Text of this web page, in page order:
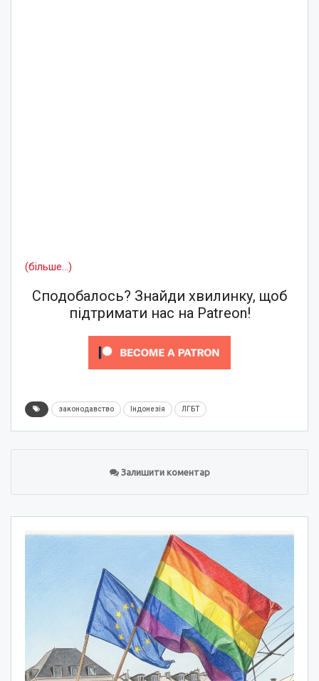
(більше…)
Сподобалось? Знайди хвилинку, щоб
підтримати нас на Patreon!
законодавство Індонезія ЛГБТ
Залишити коментар